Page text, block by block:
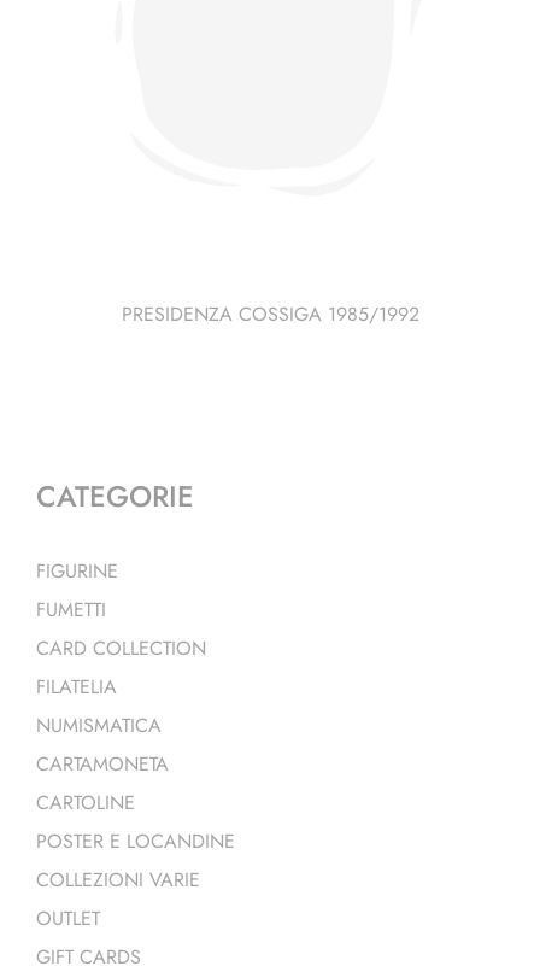
PRESIDENZA COSSIGA 1985/1992
CATEGORIE
FIGURINE
FUMETTI
CARD COLLECTION
FILATELIA
NUMISMATICA
CARTAMONETA
CARTOLINE
POSTER E LOCANDINE
COLLEZIONI VARIE
OUTLET
GIFT CARDS